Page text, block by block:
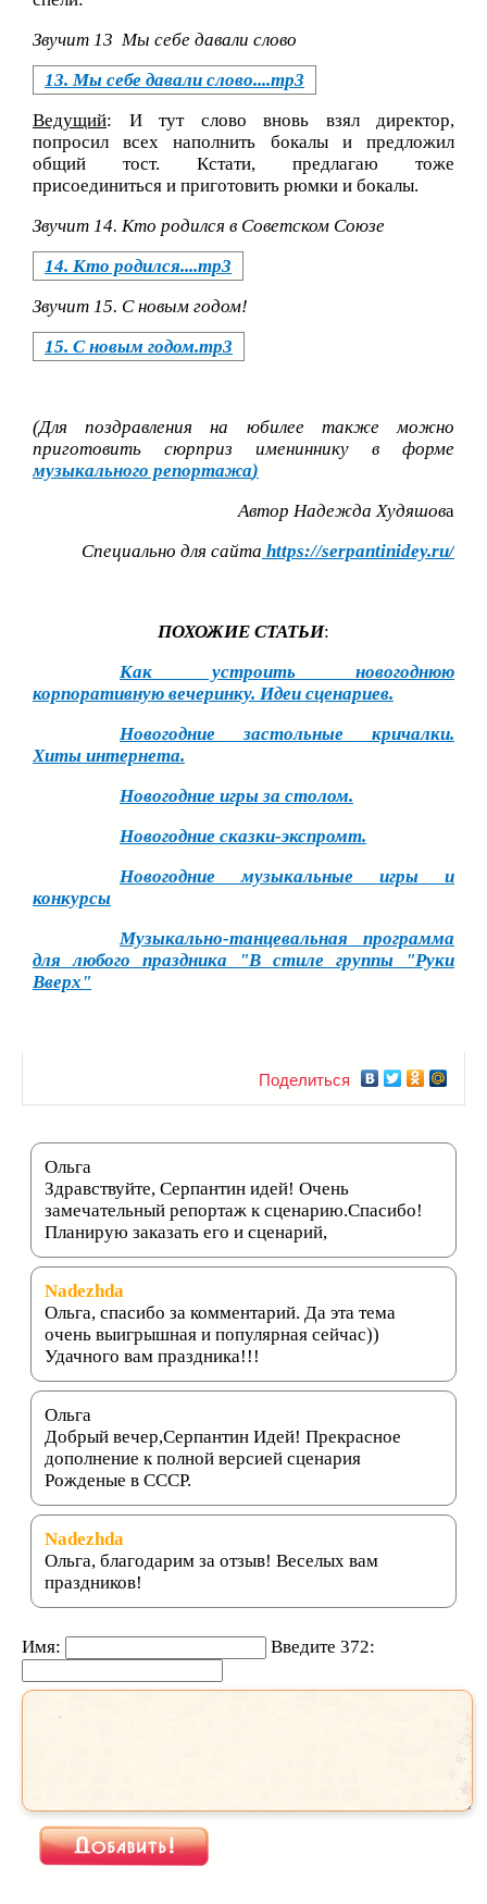
Звучит 13 Мы себе давали слово
13. Мы себе давали слово....mp3
Ведущий: И тут слово вновь взял директор,
попросил всех наполнить бокалы и предложил
общий тост. Кстати, предлагаю тоже
присоединиться и приготовить рюмки и бокалы.
Звучит 14. Кто родился в Советском Союзе
14. Кто родился....mp3
Звучит 15. С новым годом!
15. С новым годом.mp3
(Для поздравления на юбилее также можно
приготовить сюрприз имениннику в форме
музыкального репортажа)
Автор Надежда Худяшова
Специально для сайта https://serpantinidey.ru/
ПОХОЖИЕ СТАТЬИ:
Как устроить новогоднюю
корпоративную вечеринку. Идеи сценариев.
Новогодние застольные кричалки.
Хиты интернета.
Новогодние игры за столом.
Новогодние сказки-экспромт.
Новогодние музыкальные игры и
конкурсы
Музыкально-танцевальная программа
для любого праздника "В стиле группы "Руки
Вверх"
Поделиться
Ольга
Здравствуйте, Серпантин идей! Очень
замечательный репортаж к сценарию.Спасибо!
Планирую заказать его и сценарий,
Nadezhda
Ольга, спасибо за комментарий. Да эта тема
очень выигрышная и популярная сейчас))
Удачного вам праздника!!!
Ольга
Добрый вечер,Серпантин Идей! Прекрасное
дополнение к полной версией сценария
Рожденые в СССР.
Nadezhda
Ольга, благодарим за отзыв! Веселых вам
праздников!
Имя: Введите 372: